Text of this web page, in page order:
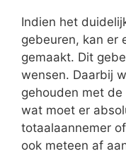
Indien het
gebeuren, kan er
gemaakt. Dit
wensen. Daarbij
gehouden met de
wat moet er
totaalaannemer
ook meteen af